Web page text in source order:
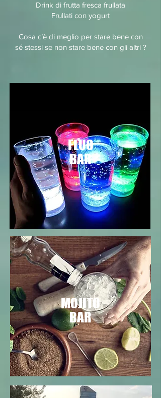
Drink di frutta fresca frullata
Frullati con yogurt
Cosa c’è di meglio per stare bene con
sé stessi se non stare bene con gli altri ?
FLUO
BAR
MOJITO
BAR